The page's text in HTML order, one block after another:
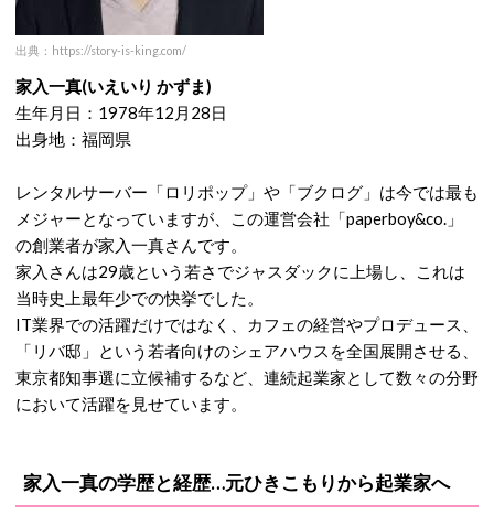
出典：https://story-is-king.com/
家入一真(いえいり かずま)
生年月日： 1978年12 月 28日
出身地：福岡県
レンタルサーバー「ロリポップ」や「ブクログ」は今では最も
メジャーとなっていますが、この運営会社「paperboy&co. 」
の創業者が家入一真さんです。
家入さんは29歳という若さでジャスダックに上場し、これは
当時史上最年少での快挙でした。
IT業界での活躍だけではなく、カフェの経営やプロデュース、
「リバ邸」という若者向けのシェアハウスを全国展開させる、
東京都知事選に立候補するなど、連続起業家として数々の分野
において活躍を見せています。
家入一真の学歴と経歴…元ひきこもりから起業家へ